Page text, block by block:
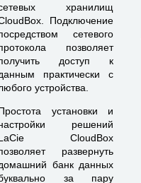
хранилищ
Подключение
сетевого
позволяет
доступ к
практически с
устройства.
установки и
решений
CloudBox
развернуть
банк данных
за пару